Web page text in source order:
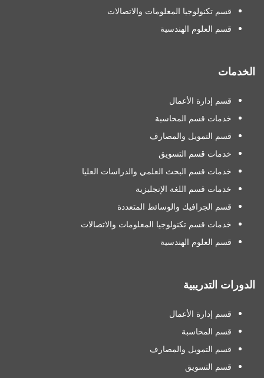
قسم تكنولوجيا المعلومات والاتصالات
قسم العلوم الهندسية
الخدمات
قسم إدارة الأعمال
خدمات قسم المحاسبة
قسم التمويل والمصارف
خدمات قسم التسويق
خدمات قسم البحث العلمي والدراسات العليا
خدمات قسم اللغة الإنجليزية
قسم الجرافيك والوسائط المتعددة
خدمات قسم تكنولوجيا المعلومات والاتصالات
قسم العلوم الهندسية
الدورات التدريبية
قسم إدارة الأعمال
قسم المحاسبة
قسم التمويل والمصارف
قسم التسويق